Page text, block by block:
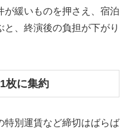
が緩いものを押さえ、宿泊
、終演後の負担が下がり
枚に集約
特別運賃など締切はばらば